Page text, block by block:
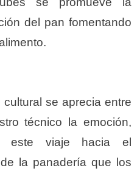
del pan fomentando
se aprecia entre
técnico la emoción,
este viaje hacia el
la panadería que los